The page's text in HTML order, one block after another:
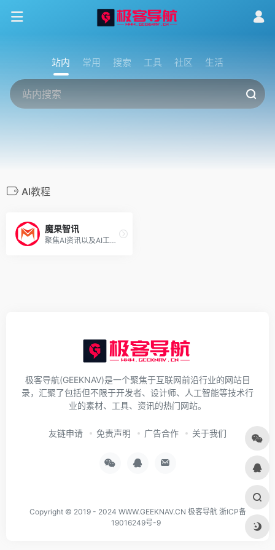
站内 常用 搜索 工具 社区 生活
AI教程
魔果智讯
聚焦AI资讯以及AI工具集！
极客导航(GEEKNAV)是一个聚焦于互联网前沿行业的网站目
录，汇聚了包括但不限于开发者、设计师、人工智能等技术行
业的素材、工具、资讯的热门网站。
友链申请 免责声明 广告合作 关于我们
Copyright © 2019 - 2024 WWW.GEEKNAV.CN 极客导航 浙ICP备
19016249号-9